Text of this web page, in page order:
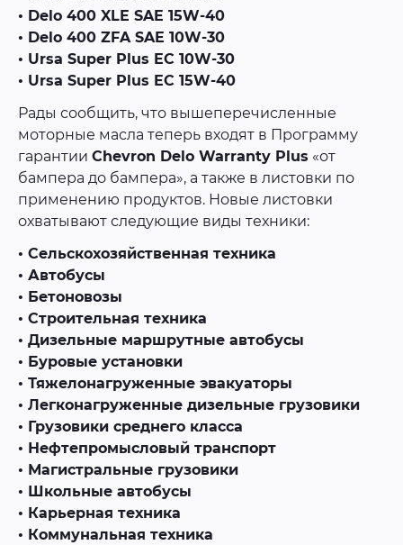
• Delo 400 XLE SAE 15W-40
• Delo 400 ZFA SAE 10W-30
• Ursa Super Plus EC 10W-30
• Ursa Super Plus EC 15W-40
Рады сообщить, что вышеперечисленные
моторные масла теперь входят в Программу
гарантии Chevron Delo Warranty Plus «от
бампера до бампера», а также в листовки по
применению продуктов. Новые листовки
охватывают следующие виды техники:
• Сельскохозяйственная техника
• Автобусы
• Бетоновозы
• Строительная техника
• Дизельные маршрутные автобусы
• Буровые установки
• Тяжелонагруженные эвакуаторы
• Легконагруженные дизельные грузовики
• Грузовики среднего класса
• Нефтепромысловый транспорт
• Магистральные грузовики
• Школьные автобусы
• Карьерная техника
• Коммунальная техника